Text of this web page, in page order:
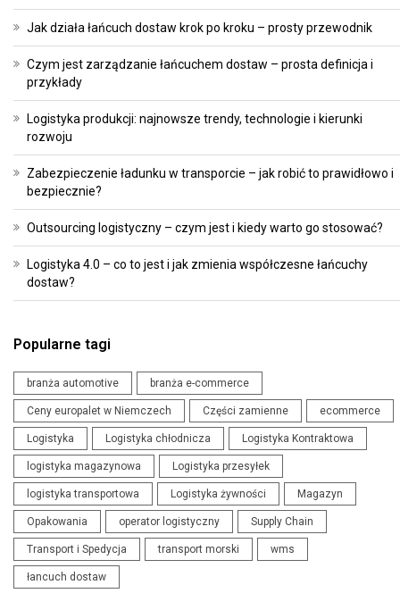
Jak działa łańcuch dostaw krok po kroku – prosty przewodnik
Czym jest zarządzanie łańcuchem dostaw – prosta definicja i
przykłady
Logistyka produkcji: najnowsze trendy, technologie i kierunki
rozwoju
Zabezpieczenie ładunku w transporcie – jak robić to prawidłowo i
bezpiecznie?
Outsourcing logistyczny – czym jest i kiedy warto go stosować?
Logistyka 4.0 – co to jest i jak zmienia współczesne łańcuchy
dostaw?
Popularne tagi
branża automotive branża e-commerce
Ceny europalet w Niemczech Części zamienne ecommerce
Logistyka Logistyka chłodnicza Logistyka Kontraktowa
logistyka magazynowa Logistyka przesyłek
logistyka transportowa Logistyka żywności Magazyn
Opakowania operator logistyczny Supply Chain
Transport i Spedycja transport morski wms
łancuch dostaw